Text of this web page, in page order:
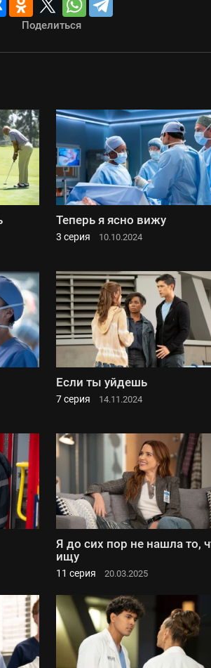
Поделиться
Теперь я ясно вижу
3 серия 10.10.2024
Если ты уйдешь
7 серия 14.11.2024
Я до сих пор не нашла то,
ищу
11 серия 20.03.2025